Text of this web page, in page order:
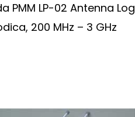
PMM LP-02 Antenna Log
200 MHz – 3 GHz